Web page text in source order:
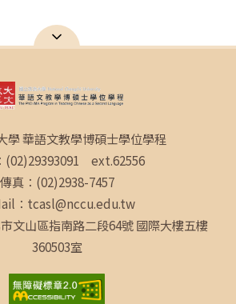
學 華語文教學博碩士學位學程
(02)29393091 ext.62556
傳真：(02)2938-7457
：tcasl@nccu.edu.tw
文山區指南路二段64號 國際大樓五樓
360503室